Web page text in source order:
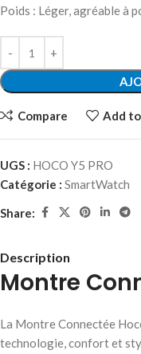
Poids : Léger, agréable à
Compare Add
UGS : HOCO Y5 PRO
Catégorie : SmartWatch
Share:
Description
Montre
La Montre Connectée
technologie, confort et